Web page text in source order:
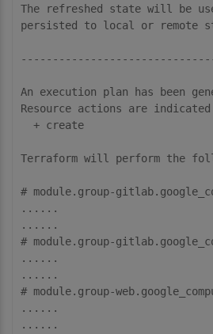
The refreshed state will be
persisted to local or remote
An execution plan has been
Resource actions are
  + create
Terraform will perform the
# module.group-
......
......
# module.group-
......
......
# module.group-
......
......